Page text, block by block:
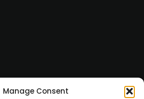
Manage Consent